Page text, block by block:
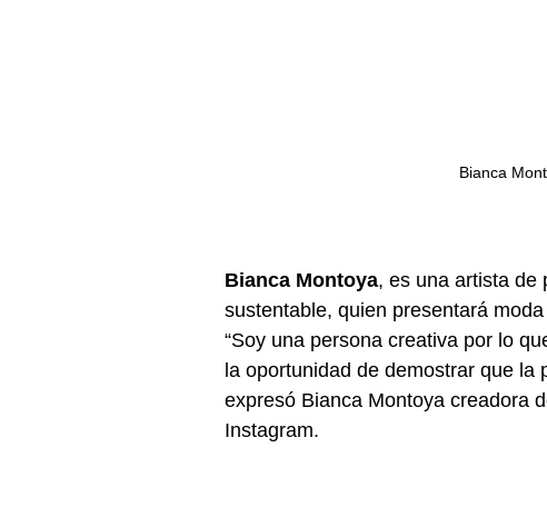
Bianca
Bianca Montoya, es una artista de
sustentable, quien presentará
“Soy una persona creativa por lo
la oportunidad de demostrar que la
expresó Bianca Montoya creadora
Instagram.